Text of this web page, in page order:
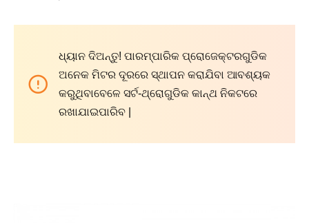
ଧ୍ୟାନ ଦିଅନ୍ତୁ! ପାରମ୍ପାରିକ ପ୍ରୋଜେକ୍ଟରଗୁଡିକ
ଅନେକ ମିଟର ଦୂରରେ ସ୍ଥାପନ କରାଯିବା ଆବଶ୍ୟକ
କରୁଥିବାବେଳେ ସର୍ଟ-ଥ୍ରୋଗୁଡିକ କାନ୍ଥ ନିକଟରେ
ରଖାଯାଇପାରିବ |